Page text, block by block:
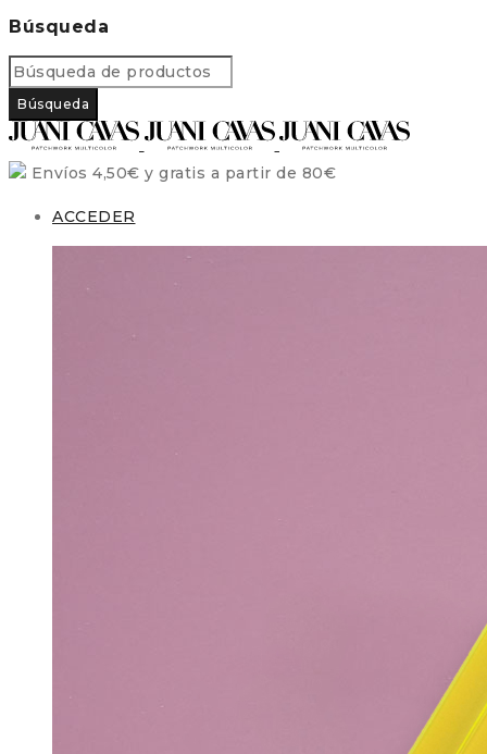
Búsqueda
Envíos 4,50€ y gratis a partir de 80€
ACCEDER